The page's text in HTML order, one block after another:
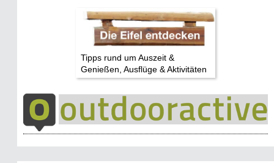
Tipps rund um Auszeit &
Genießen, Ausflüge & Aktivitäten